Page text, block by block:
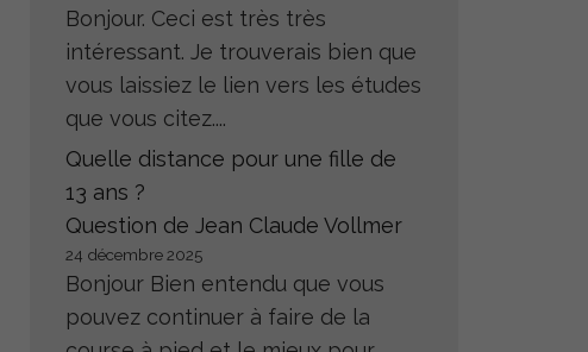
Bonjour. Ceci est très très
intéressant. Je trouverais bien que
vous laissiez le lien vers les études
que vous citez....
Quelle distance pour une fille de
13 ans ?
Question de Jean Claude Vollmer
24 décembre 2025
Bonjour Bien entendu que vous
pouvez continuer à faire de la